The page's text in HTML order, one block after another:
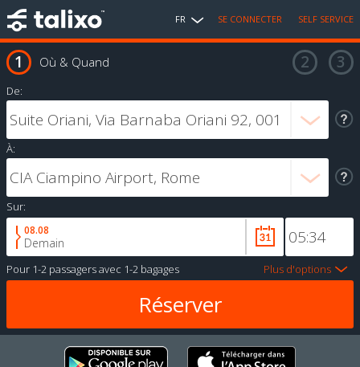
FR SE CONNECTER SELF SERVICE
Où & Quand
De:
À:
Sur:
08.08
Demain
Pour 1-2 passagersavec 1-2 bagages Plus d'options